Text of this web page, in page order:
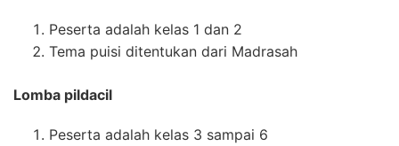
Peserta adalah kelas 1 dan 2
Tema puisi ditentukan dari Madrasah
Lomba pildacil
Peserta adalah kelas 3 sampai 6